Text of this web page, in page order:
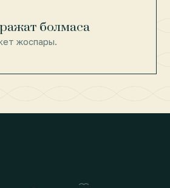
болмаса
жоспары.